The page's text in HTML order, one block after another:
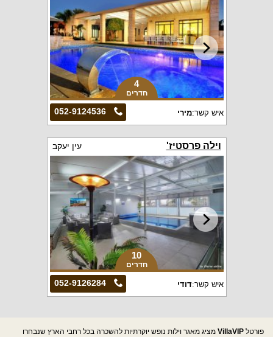
4
חדרים
052-9124536 איש קשר:מירי
וילה פרסטיז' עין יעקב
10
חדרים
052-9126284 איש קשר:דודי
פורטל VillaVIP מציג מאגר וילות נופש יוקרתיות להשכרה בכל רחבי הארץ שנבחרו